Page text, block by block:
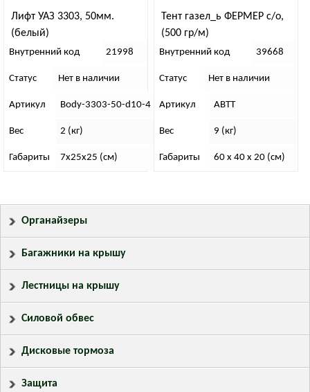
Лифт УАЗ 3303, 50мм.
(белый)
Внутренний код 21998
Статус Нет в наличии
Артикул Body-3303-50-d10-4
Вес 2 (кг)
Габариты 7х25х25 (см)
Тент газел_ь ФЕРМЕР с/о,
(500 гр/м)
Внутренний код 39668
Статус Нет в наличии
Артикул АВТТ
Вес 9 (кг)
Габариты 60 x 40 x 20 (см)
Органайзеры
Багажники на крышу
Лестницы на крышу
Силовой обвес
Дисковые тормоза
Защита